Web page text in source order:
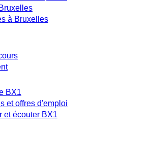
à Bruxelles
BX1
et offres d'emploi
et écouter BX1